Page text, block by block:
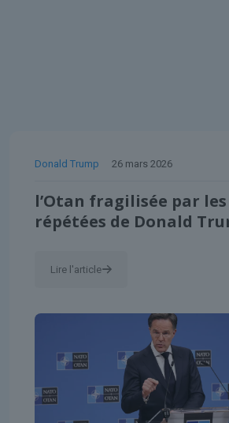
Donald Trump 26 mars 2026
l’Otan fragilisée par
répétées de Donald
Lire l'article